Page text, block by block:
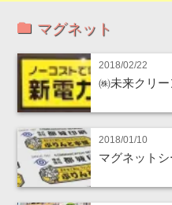
マグネット
2018/02/22
㈱未来クリ
2018/01/10
マグネットシ